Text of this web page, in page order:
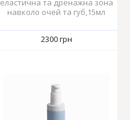
еластична та дренажна зона
навколо очей та губ,15мл
2300 грн